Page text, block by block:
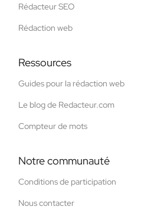
Rédacteur SEO
Rédaction web
Ressources
Guides pour la rédaction web
Le blog de Redacteur.com
Compteur de mots
Notre communauté
Conditions de participation
Nous contacter